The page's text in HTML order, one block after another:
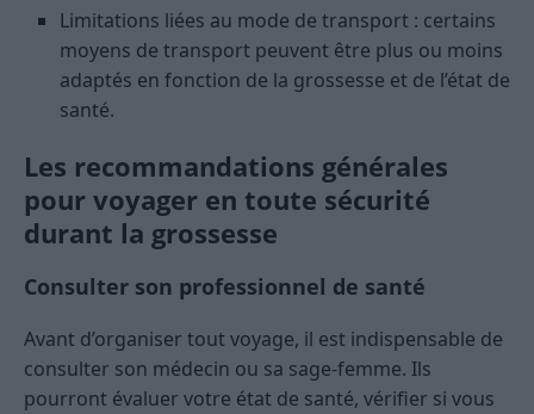
Limitations liées au mode de transport : certains
moyens de transport peuvent être plus ou moins
adaptés en fonction de la grossesse et de l’état de
santé.
Les recommandations générales
pour voyager en toute sécurité
durant la grossesse
Consulter son professionnel de santé
Avant d’organiser tout voyage, il est indispensable de
consulter son médecin ou sa sage-femme. Ils
pourront évaluer votre état de santé, vérifier si vous